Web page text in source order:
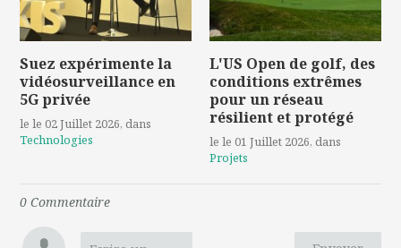
Suez expérimente la
vidéosurveillance en
5G privée
le le 02 Juillet 2026, dans
Technologies
L'US Open de golf, des
conditions extrêmes
pour un réseau
résilient et protégé
le le 01 Juillet 2026, dans
Projets
0 Commentaire